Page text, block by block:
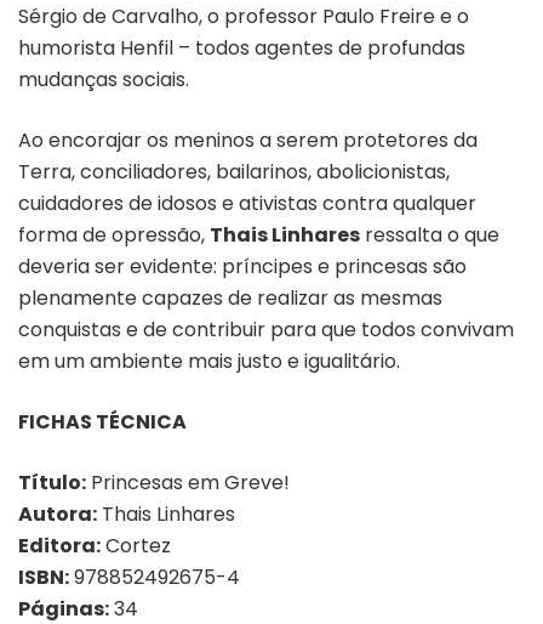
Sérgio de Carvalho, o professor Paulo Freire e o
humorista Henfil – todos agentes de profundas
mudanças sociais.
Ao encorajar os meninos a serem protetores da
Terra, conciliadores, bailarinos, abolicionistas,
cuidadores de idosos e ativistas contra qualquer
forma de opressão, Thais Linhares ressalta o que
deveria ser evidente: príncipes e princesas são
plenamente capazes de realizar as mesmas
conquistas e de contribuir para que todos convivam
em um ambiente mais justo e igualitário.
FICHAS TÉCNICA
Título: Princesas em Greve!
Autora: Thais Linhares
Editora:Cortez
ISBN:978852492675-4
Páginas:34